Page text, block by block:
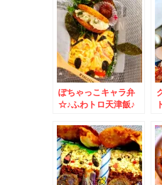
穴子天ぷらめしランチ
ぽちゃっこキャラ弁
☆♪ふわトロ天津飯♪